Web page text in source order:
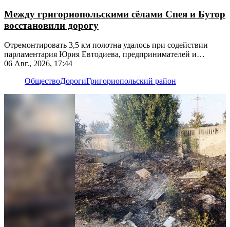
Между григориопольскими сёлами Спея и Бутор
восстановили дорогу
Отремонтировать 3,5 км полотна удалось при содействии
парламентария Юрия Евтодиева, предпринимателей и
жителей
06 Авг., 2026, 17:44
ОбществоДорогиГригориопольский район